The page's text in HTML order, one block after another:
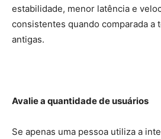
estabilidade, menor latência e
consistentes quando comparada a
antigas.
Avalie a quantidade de usuários
Se apenas uma pessoa utiliza a